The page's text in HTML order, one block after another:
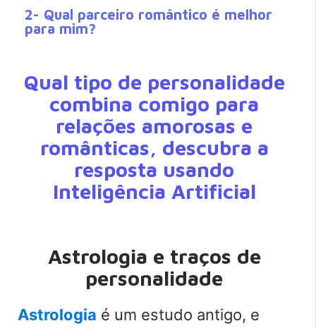
2- Qual parceiro romântico é melhor
para mim?
Qual tipo de personalidade
combina comigo para
relações amorosas e
românticas, descubra a
resposta usando
Inteligência Artificial
Astrologia e traços de
personalidade
Astrologia é um estudo antigo, e